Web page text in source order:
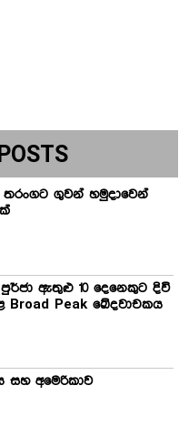
ගුවන් හමුදාවෙන්
ඇතුළු 10 දෙනෙකුට දිවි
Broad Peak ඛේදවාචකය
සහ අමෙරිකාව